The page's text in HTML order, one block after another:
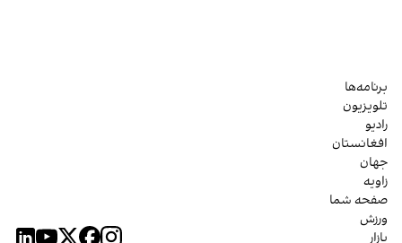
برنامه‌ها
تلویزیون
رادیو
افغانستان
جهان
زاویه
صفحه شما
ورزش
بازار